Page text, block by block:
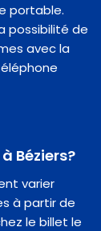
portable.
possibilité de
avec la
Béziers?
varier
à partir de
le billet le